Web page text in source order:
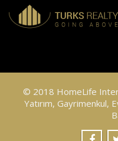
© 2018 HomeLife
Yatırım, Gayrimenkul,